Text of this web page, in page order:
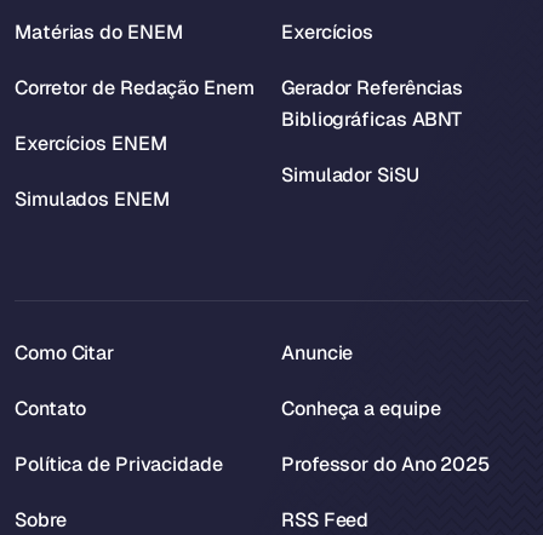
Matérias do ENEM
Corretor de Redação Enem
Exercícios ENEM
Simulados ENEM
Exercícios
Gerador Referências
Bibliográficas ABNT
Simulador SiSU
Como Citar
Contato
Política de Privacidade
Sobre
Anuncie
Conheça a equipe
Professor do Ano 2025
RSS Feed